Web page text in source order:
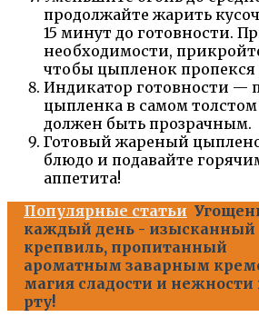
продолжайте жарить
15 минут до готовности.
необходимости,
чтобы цыпленок
Индикатор готовности —
цыпленка в самом толстом
должен быть прозрачным.
Готовый жареный
блюдо и подавайте
аппетита!
Популярные статьи
каждый день - изысканный
крепвиль, пропитанный
ароматным заварным
магия сладости и нежности
рту!